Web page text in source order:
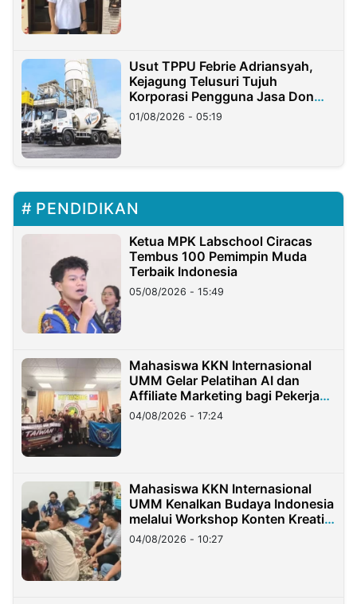
Usut TPPU Febrie Adriansyah,
Kejagung Telusuri Tujuh
Korporasi Pengguna Jasa Don
Ritto
01/08/2026 - 05:19
PENDIDIKAN
Ketua MPK Labschool Ciracas
Tembus 100 Pemimpin Muda
Terbaik Indonesia
05/08/2026 - 15:49
Mahasiswa KKN Internasional
UMM Gelar Pelatihan AI dan
Affiliate Marketing bagi Pekerja
Migran Indonesia di Taiwan
04/08/2026 - 17:24
Mahasiswa KKN Internasional
UMM Kenalkan Budaya Indonesia
melalui Workshop Konten Kreatif
di Taiwan
04/08/2026 - 10:27